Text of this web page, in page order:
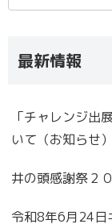
最新情報
「チャレンジ出
いて（お知らせ）
井の頭感謝祭２
令和8年6月24日